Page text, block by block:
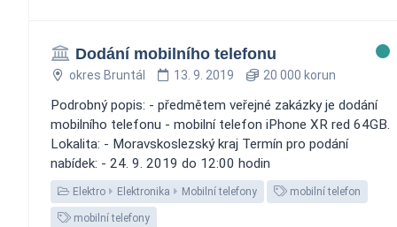
Dodání mobilního telefonu
okres Bruntál 13. 9. 2019 20 000 korun
Podrobný popis: - předmětem veřejné zakázky je dodání
mobilního telefonu - mobilní telefon iPhone XR red 64GB.
Lokalita: - Moravskoslezský kraj Termín pro podání
nabídek: - 24. 9. 2019 do 12:00 hodin
Elektro Elektronika Mobilní telefony mobilní telefon
mobilní telefony